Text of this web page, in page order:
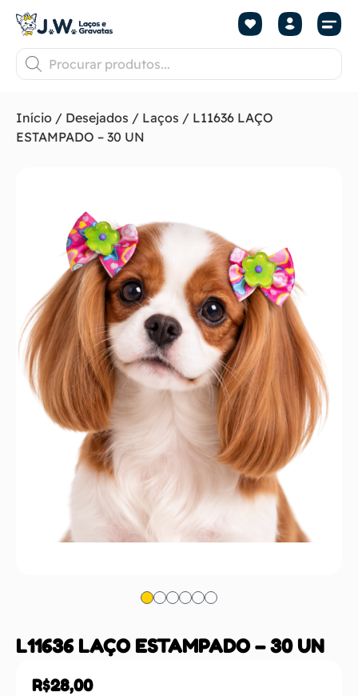
Início / Desejados / Laços / L11636 LAÇO
ESTAMPADO – 30 UN
L11636 LAÇO ESTAMPADO – 30 UN
R$28,00